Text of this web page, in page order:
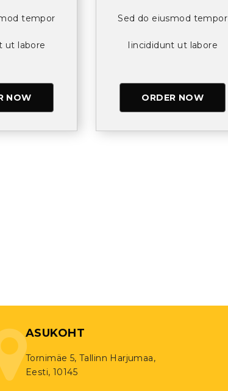
tempor
ut labore
NOW
Sed do eiusmod tempor
Iincididunt ut labore
ORDER NOW
ASUKOHT
Tornimäe 5, Tallinn Harjumaa,
Eesti, 10145